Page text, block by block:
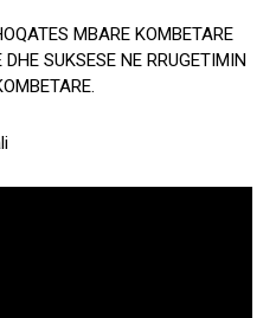
MBARE KOMBETARE
SUKSESE NE RRUGETIMIN